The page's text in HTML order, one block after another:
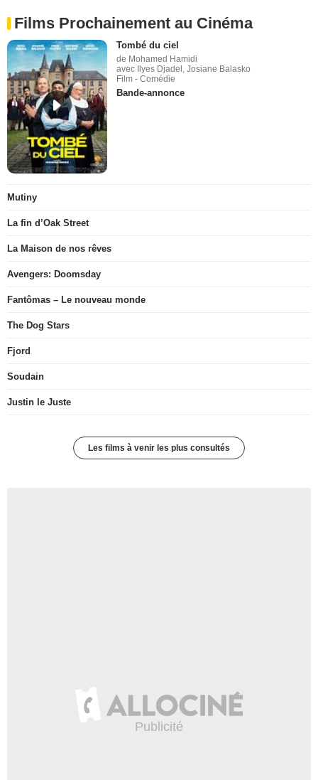
Films Prochainement au Cinéma
Tombé du ciel
de Mohamed Hamidi
avec Ilyes Djadel, Josiane Balasko
Film - Comédie
Bande-annonce
Mutiny
La fin d’Oak Street
La Maison de nos rêves
Avengers: Doomsday
Fantômas – Le nouveau monde
The Dog Stars
Fjord
Soudain
Justin le Juste
Les films à venir les plus consultés